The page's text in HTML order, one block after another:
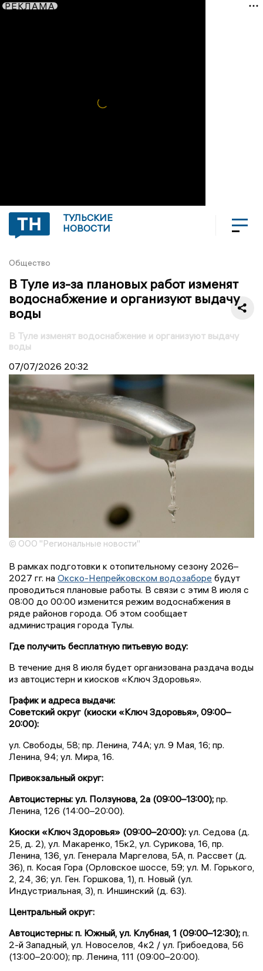
РЕКЛАМА
ТУЛЬСКИЕ
НОВОСТИ
Общество
В Туле из-за плановых работ изменят
водоснабжение и организуют выдачу
воды
В Туле изменят водоснабжение и организуют выдачу
воды
07/07/2026 20:32
© ООО "Региональные новости"
В рамках подготовки к отопительному сезону 2026–
2027 гг. на Окско-Непрейковском водозаборе будут
проводиться плановые работы. В связи с этим 8 июля с
08:00 до 00:00 изменится режим водоснабжения в
ряде районов города. Об этом сообщает
администрация города Тулы.
Где получить бесплатную питьевую воду:
В течение дня 8 июля будет организована раздача воды
из автоцистерн и киосков «Ключ Здоровья».
График и адреса выдачи:
Советский округ (киоски «Ключ Здоровья», 09:00–
20:00):
ул. Свободы, 58; пр. Ленина, 74А; ул. 9 Мая, 16; пр.
Ленина, 94; ул. Мира, 16.
Привокзальный округ:
Автоцистерны: ул. Ползунова, 2а (09:00–13:00); пр.
Ленина, 126 (14:00–20:00).
Киоски «Ключ Здоровья» (09:00–20:00): ул. Седова (д.
25, д. 2), ул. Макаренко, 15к2, ул. Сурикова, 16, пр.
Ленина, 136, ул. Генерала Маргелова, 5А, п. Рассвет (д.
36), п. Косая Гора (Орловское шоссе, 59; ул. М. Горького,
2, 24, 36; ул. Ген. Горшкова, 1), п. Новый (ул.
Индустриальная, 3), п. Иншинский (д. 63).
Центральный округ:
Автоцистерны: п. Южный, ул. Клубная, 1 (09:00–12:30); п.
2-й Западный, ул. Новоселов, 4к2 / ул. Грибоедова, 56
(13:00–20:00); пр. Ленина, 111 (09:00–20:00).